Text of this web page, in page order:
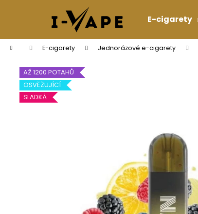
E-cigarety
Domů E-cigarety Jednorázové e-cigarety
AŽ 1200 POTAHŮ
OSVĚŽUJÍCÍ
SLADKÁ
í
Zpět
do
obchodu
Zpět
do
obchodu